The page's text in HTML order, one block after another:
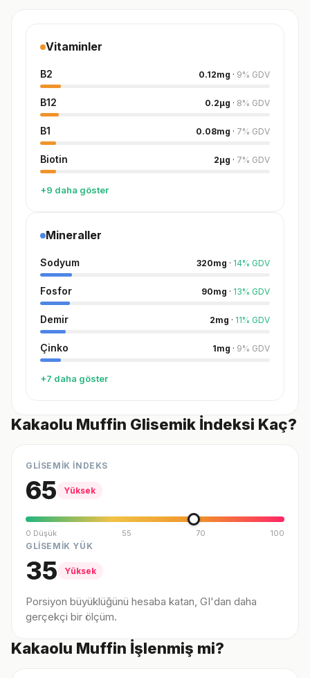
Vitaminler
B2 0.12mg · 9% GDV
B12 0.2µg · 8% GDV
B1 0.08mg · 7% GDV
Biotin 2µg · 7% GDV
+9 daha göster
Mineraller
Sodyum 320mg · 14% GDV
Fosfor 90mg · 13% GDV
Demir 2mg · 11% GDV
Çinko 1mg · 9% GDV
+7 daha göster
Kakaolu Muffin Glisemik İndeksi Kaç?
GLİSEMİK İNDEKS
65 Yüksek
0 Düşük 55 70 100
GLİSEMİK YÜK
35 Yüksek
Porsiyon büyüklüğünü hesaba katan, GI'dan daha
gerçekçi bir ölçüm.
Kakaolu Muffin İşlenmiş mi?